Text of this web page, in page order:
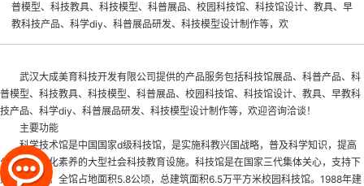
普模型、科技教具、科技模型、科普展品、校园科技馆、科技馆设计、教具、早
教科技产品、科学diy、科普展品研发、科技模型设计制作等，欢
武汉大成美育科技开发有限公司提供的产品服务包括科技馆展品、科普产品、科
普模型、科技教具、科技模型、科普展品、 校园科技馆、科技馆设计、教具、早教科
技产品、科学diy、科普展品研发、科技模型设计制作等，欢迎咨询洽谈！
主要功能
科学技术馆是中国国家d级科技馆，是实施科教兴国战略，普及科学知识，提高
公众科学文化素养的大型社会科技教育设施。科技馆是在国家三代集体关心，支持下
建设起来的。全馆占地面积5.8公顷，总建筑面积6.5万平方米校园科技馆。1988年建